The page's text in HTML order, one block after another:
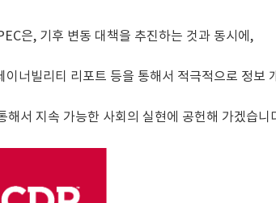
은, 기후 변동 대책을 추진하는 것과 동시에,
이너빌리티 리포트 등을 통해서 적극적으로 정보
해서 지속 가능한 사회의 실현에 공헌해 가겠습니